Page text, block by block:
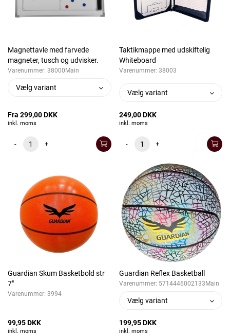
Magnettavle med farvede
magneter, tusch og udvisker.
Varenummer: 38000Main
Vælg variant
Fra 299,00 DKK
inkl. moms
- +
Taktikmappe med udskiftelig
Whiteboard
Varenummer: 38003
Vælg variant
249,00 DKK
inkl. moms
- +
Guardian Skum Basketbold str
7"
Varenummer: 3994
99,95 DKK
inkl. moms
Guardian Reflex Basketball
Varenummer: 5714446002133Main
Vælg variant
199,95 DKK
inkl. moms